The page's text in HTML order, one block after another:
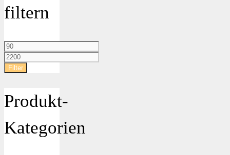
filtern
Min.
Preis
Max.
Preis
Filter
Produkt-
Kategorien